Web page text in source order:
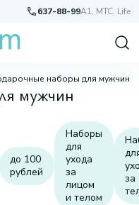
637-88-99A1, МТС, Life
наборы для мужчин
мужчин
до 100
рублей
Наборы
для
ухода
за
лицом
и телом
за